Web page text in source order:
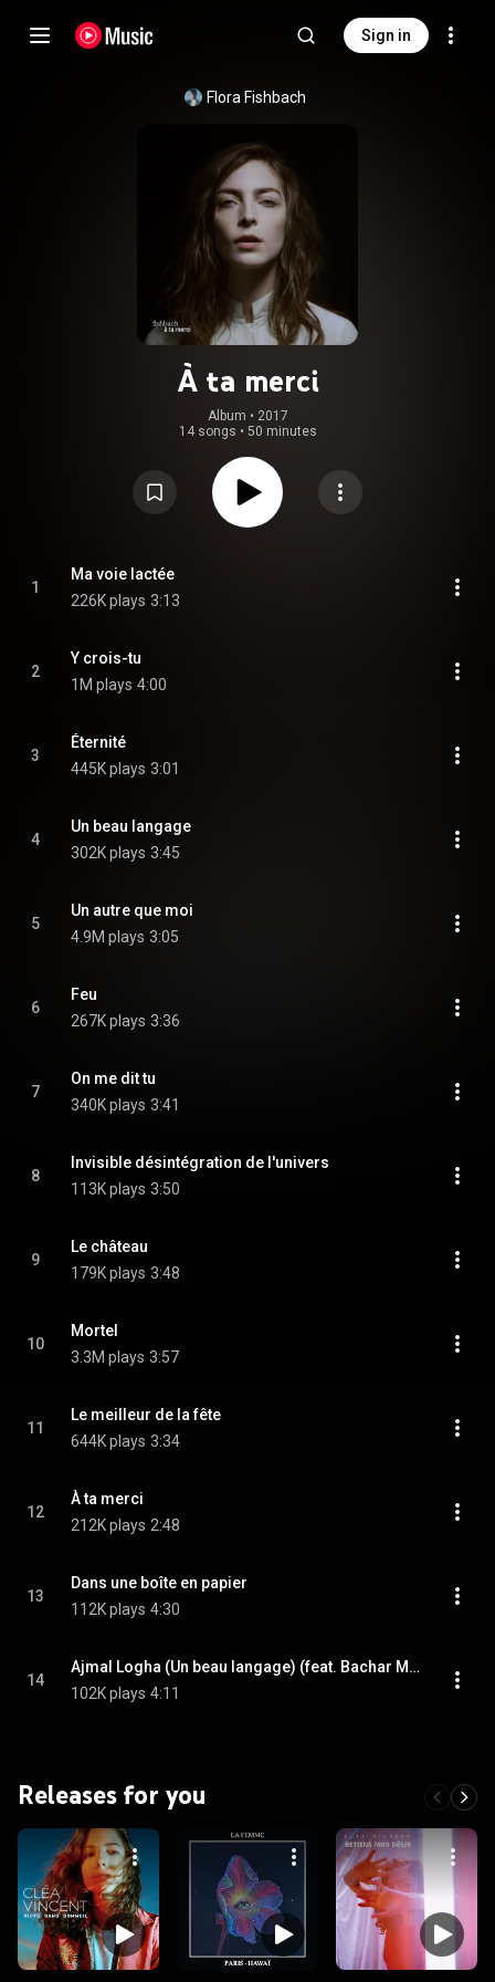
Sign in
Flora Fishbach
À ta merci
Album • 2017
14 songs • 50 minutes
1
Ma voie lactée
226K plays 3:13
2
Y crois-tu
1M plays 4:00
3
Éternité
445K plays 3:01
4
Un beau langage
302K plays 3:45
5
Un autre que moi
4.9M plays 3:05
6
Feu
267K plays 3:36
7
On me dit tu
340K plays 3:41
8
Invisible désintégration de l'univers
113K plays 3:50
9
Le château
179K plays 3:48
10
Mortel
3.3M plays 3:57
11
Le meilleur de la fête
644K plays 3:34
12
À ta merci
212K plays 2:48
13
Dans une boîte en papier
112K plays 4:30
14
Ajmal Logha (Un beau langage) (feat. Bachar Mar-Khalifé)
102K plays 4:11
Releases for you